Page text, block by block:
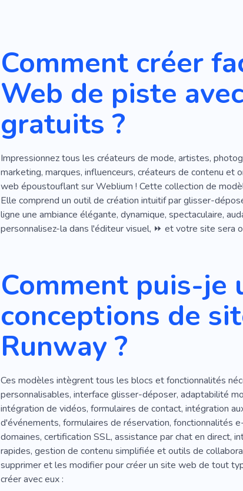
Sur Mesure
Robes De Mariée
Conservateur De
Atelier De Réparation De Vêtements
Cristal Jean
Consultante En Mode
Styliste De Mode
Maillots De Bain
Atelier De Confection
Confection Individuelle
Nettoyage
Sacs À Main Gourou Du Style
Costume Sur Mesure
Conseillère En Garde-robe
Hommes
Tournage Projet Campagne
Humiliation
Acteur Amateur Étoile
Chevaux Pour Spectacles De Beauté
Tatouage
Comment créer
Web de piste
gratuits ?
Impressionnez tous les créateurs de mode, artistes,
marketing, marques, influenceurs, créateurs de contenu
web époustouflant sur Weblium ! Cette collection de
Elle comprend un outil de création intuitif par glisser-
ligne une ambiance élégante, dynamique, spectaculaire,
personnalisez-la dans l'éditeur visuel, ⏩ et votre site sera
Comment puis-je
conceptions de
Runway ?
Ces modèles intègrent tous les blocs et fonctionnalités
personnalisables, interface glisser-déposer, adaptabilité
intégration de vidéos, formulaires de contact, intégration
d'événements, formulaires de réservation, fonctionnalités
domaines, certification SSL, assistance par chat en direct,
rapides, gestion de contenu simplifiée et outils de
supprimer et les modifier pour créer un site web de tout
créer avec eux :